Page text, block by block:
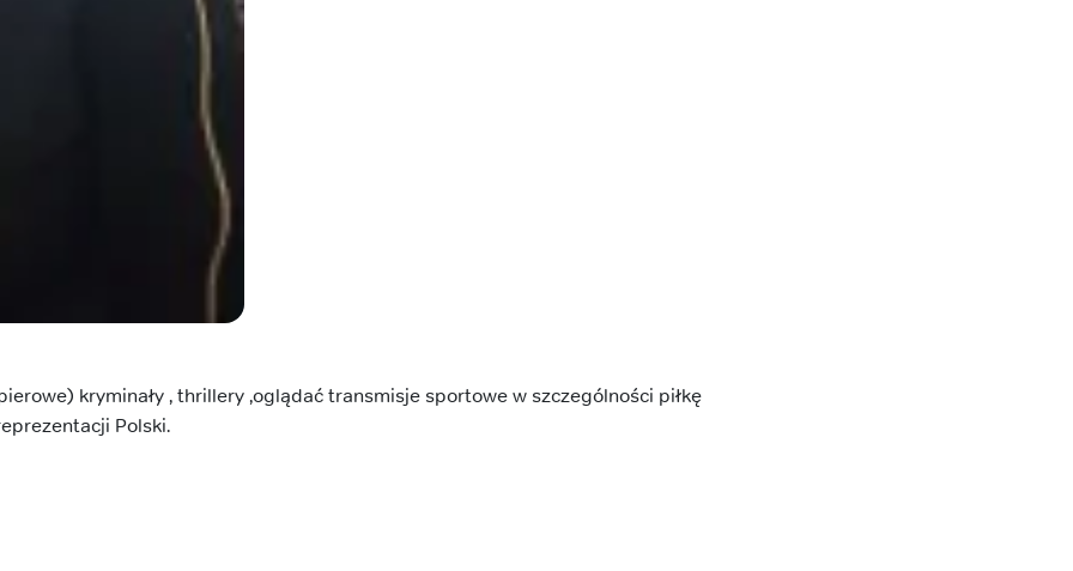
kryminały , thrillery ,oglądać transmisje sportowe w szczególności piłkę
Polski.